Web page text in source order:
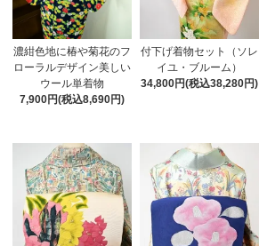
濃紺色地に椿や菊花のフ
ローラルデザイン美しい
ウール単着物
7,900円(税込8,690円)
付下げ着物セット（ソレ
イユ・ブルーム）
34,800円(税込38,280円)